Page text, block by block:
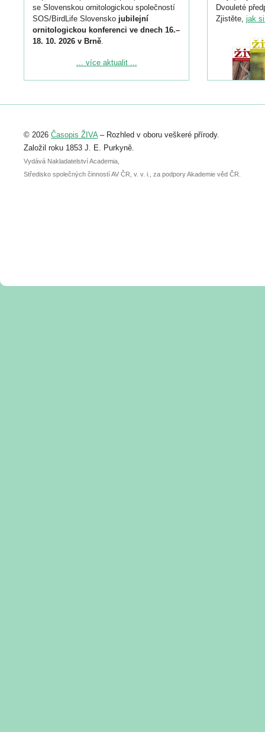
se Slovenskou ornitologickou společností
SOS/BirdLife Slovensko jubilejní
ornitologickou konferenci ve dnech 16.–
18. 10. 2026 v Brně.
Podrobnější informace ke konferenci
Registrovat se můžete do 6. září.
abstraktu přihlášené přednášky nebo
posteru je už 30. června.
... více aktualit ...
Dvouleté
Zjistěte, jak
© 2026 Časopis ŽIVA– Rozhled v oboru veškeré přírody.
Založil roku 1853 J. E. Purkyně.
Vydává Nakladatelství Academia,
Středisko společných činností AV ČR, v. v. i., za podpory Akademie věd ČR.